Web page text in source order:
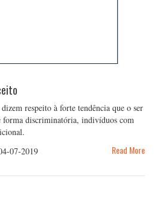
respeito à forte tendência que o ser
forma discriminatória, indivíduos com
07-2019 Read More